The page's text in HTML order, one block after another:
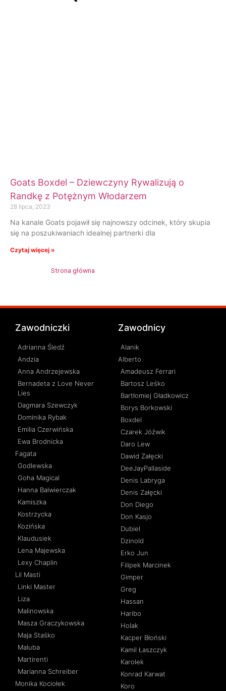
Goats Boxdel – Dziewczyny Rywalizują o
Randkę z Potężnym Włodarzem
28 lipca, 2023
Na kanale Goats pojawił się najnowszy odcinek, który skupia
się na poszukiwaniach idealnej partnerki dla
Czytaj więcej »
Strona główna
Zawodniczki
Adrianna Śledź
Andzia
Anna Andrzejewska
Bernadeta z Love Never
Lies
Dagmara Szewczyk
Dominika Rybak
Emilia Czerwińska
Ewa Brodnicka
Fagata
Godlewska
Goha Magical
Hanna Balwierczak
Kamiszka
Kostrzycka
Kozińska
Klaudusiek
Lena Majewska
Lexy Chaplin
Lil Masti
Linki Master
Liza
Malinowska
Masza Graczykowska
Maja Staśko
Maluba
Martirenti
Marianna Schreiber
Monika Kociołek
Zawodnicy
Alanik
Alberto
Amadeusz Ferrari
Bartosz Leśko
Bartłomiej Gładkowicz
Borys Borkowski
Boxdel
Czarek Jóźwik
Daro Lew
Dawid Załęcki
DeeJayPallaside
Denis Labryga
Denis Załęcki
Don Diego
Don Kasjo
Dubiel
Dzinold
Erko Jun
Filipek Marcinek
Gimper
Greg
Hassan
Haribo
Holak
Kacper Błoński
Kamil Łaszczyk
Karolek
Konrad Karwat
Koro